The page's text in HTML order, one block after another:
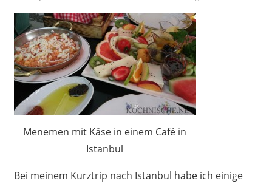
Menemen mit Käse in einem Café in
Istanbul
Bei meinem Kurztrip nach Istanbul habe ich einige